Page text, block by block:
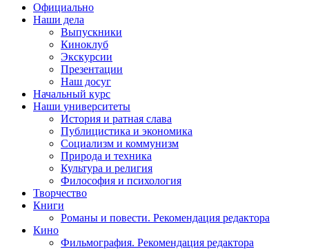
Официально
Наши дела
Выпускники
Киноклуб
Экскурсии
Презентации
Наш досуг
Начальный курс
Наши университеты
История и ратная слава
Публицистика и экономика
Социализм и коммунизм
Природа и техника
Культура и религия
Философия и психология
Творчество
Книги
Романы и повести. Рекомендация редактора
Кино
Фильмография. Рекомендация редактора